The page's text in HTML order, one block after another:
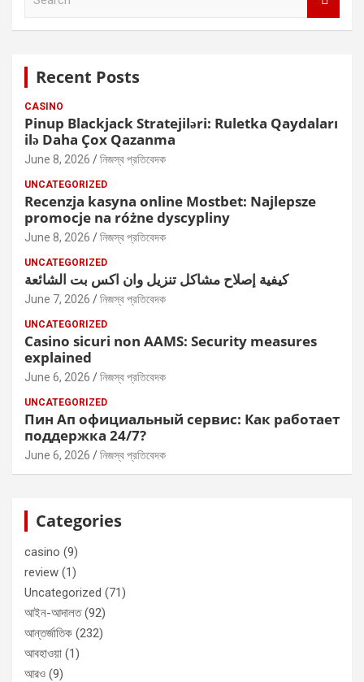
Recent Posts
CASINO
Pinup Blackjack Stratejiləri: Ruletka Qaydaları
ilə Daha Çox Qazanma
June 8, 2026 নিজস্ব প্রতিবেদক
UNCATEGORIZED
Recenzja kasyna online Mostbet: Najlepsze
promocje na różne dyscypliny
June 8, 2026 নিজস্ব প্রতিবেদক
UNCATEGORIZED
كيفية إصلاح مشاكل تنزيل وان اكس بت الشائعة
June 7, 2026 নিজস্ব প্রতিবেদক
UNCATEGORIZED
Casino sicuri non AAMS: Security measures
explained
June 6, 2026 নিজস্ব প্রতিবেদক
UNCATEGORIZED
Пин Ап официальный сервис: Как работает
поддержка 24/7?
June 6, 2026 নিজস্ব প্রতিবেদক
Categories
casino (9)
review (1)
Uncategorized (71)
আইন-আদালত(92)
আন্তর্জাতিক (232)
আবহাওয়া (1)
আরও (9)